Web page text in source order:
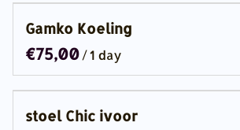
Gamko Koeling
/
stoel Chic ivoor